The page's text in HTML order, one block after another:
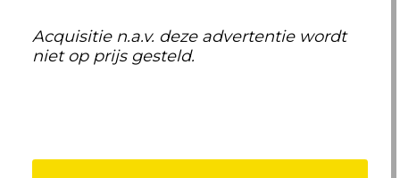
Acquisitie n.a.v. deze advertentie wordt
niet op prijs gesteld.